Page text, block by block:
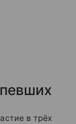
в трёх